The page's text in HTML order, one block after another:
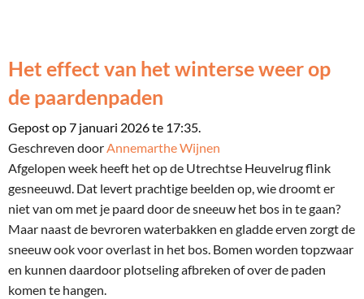
Het effect van het winterse weer op
de paardenpaden
Gepost op 7 januari 2026 te 17:35.
Geschreven doorAnnemarthe Wijnen
Afgelopen week heeft het op de Utrechtse Heuvelrug flink
gesneeuwd. Dat levert prachtige beelden op, wie droomt er
niet van om met je paard door de sneeuw het bos in te gaan?
Maar naast de bevroren waterbakken en gladde erven zorgt de
sneeuw ook voor overlast in het bos. Bomen worden topzwaar
en kunnen daardoor plotseling afbreken of over de paden
komen te hangen.